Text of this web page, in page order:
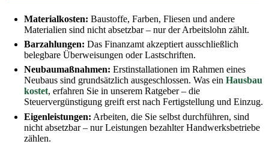
Materialkosten: Baustoffe, Farben, Fliesen und andere
Materialien sind nicht absetzbar – nur der Arbeitslohn zählt.
Barzahlungen: Das Finanzamt akzeptiert ausschließlich
belegbare Überweisungen oder Lastschriften.
Neubaumaßnahmen: Erstinstallationen im Rahmen eines
Neubaus sind grundsätzlich ausgeschlossen. Was ein Hausbau
kostet, erfahren Sie in unserem Ratgeber – die
Steuervergünstigung greift erst nach Fertigstellung und Einzug.
Eigenleistungen: Arbeiten, die Sie selbst durchführen, sind
nicht absetzbar – nur Leistungen bezahlter Handwerksbetriebe
zählen.